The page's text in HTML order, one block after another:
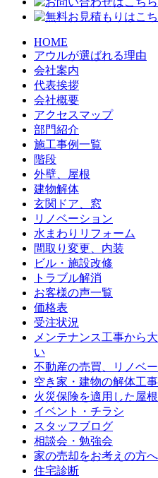
HOME
アウルが選ばれる理由
会社案内
代表挨拶
会社概要
アクセスマップ
部門紹介
施工事例一覧
階段
外壁、屋根
建物解体
玄関ドア、窓
リノベーション
水まわりリフォーム
間取り変更、内装
ビル・施設改修
トラブル解消
お客様の声一覧
価格表
受注状況
メンテナンス工事から
い
不動産の売買、リノベ
空き家・建物の解体工
火災保険を適用した屋
イベント・チラシ
スタッフブログ
相談会・勉強会
家の売却をお考えの方へ
住宅診断